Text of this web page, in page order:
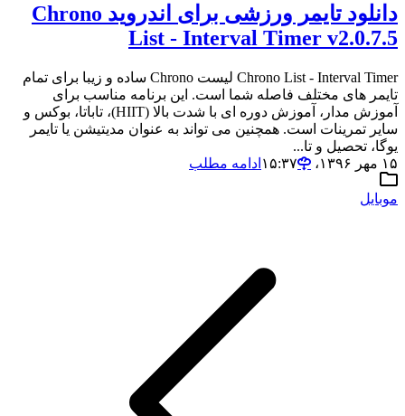
دانلود تایمر ورزشی برای اندروید Chrono
List - Interval Timer v2.0.7.5
Chrono List - Interval Timer لیست Chrono ساده و زیبا برای تمام
تایمر های مختلف فاصله شما است. این برنامه مناسب برای
آموزش مدار، آموزش دوره ای با شدت بالا (HIIT)، تاباتا، بوکس و
سایر تمرینات است. همچنین می تواند به عنوان مدیتیشن یا تایمر
یوگا، تحصیل و تا...
۱۵ مهر ۱۳۹۶،‏ ۱۵:۳۷
ادامه مطلب
موبایل